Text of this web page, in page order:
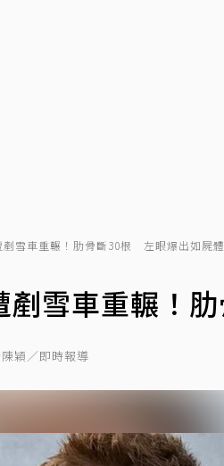
剷雪車重輾！肋骨斷30根 左眼爆出如屍體
剷雪車重輾
穎／即時報導